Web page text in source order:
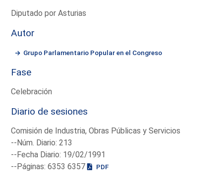
Diputado por Asturias
Autor
Grupo Parlamentario Popular en el Congreso
Fase
Celebración
Diario de sesiones
Comisión de Industria, Obras Públicas y Servicios
--Núm. Diario: 213
--Fecha Diario: 19/02/1991
--Páginas: 6353 6357
PDF